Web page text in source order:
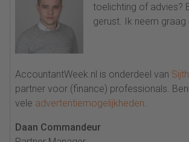
toelichting of advies?
gerust. Ik neem graag
AccountantWeek.nl is onderdeel van
partner voor (finance) professionals.
vele advertentiemogelijkheden
Daan Commandeur